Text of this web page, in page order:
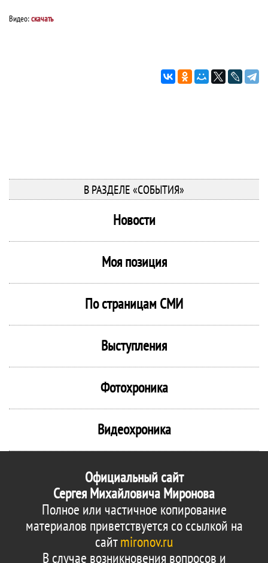
Видео:скачать
В РАЗДЕЛЕ «СОБЫТИЯ»
Новости
Моя позиция
По страницам СМИ
Выступления
Фотохроника
Видеохроника
Официальный сайт
Сергея Михайловича Миронова
Полное или частичное копирование
материалов приветствуется со ссылкой на
сайтmironov.ru
В случае возникновения вопросов и